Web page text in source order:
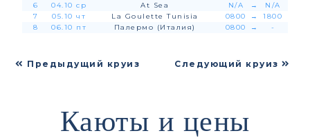
6
04.10 ср At Sea N/A →
N/A
7
05.10 чт La Goulette Tunisia 0800 →
1800
8
06.10 пт Палермо (Италия) 0800 → -
Предыдущий круиз Следующий круиз
Каюты и цены